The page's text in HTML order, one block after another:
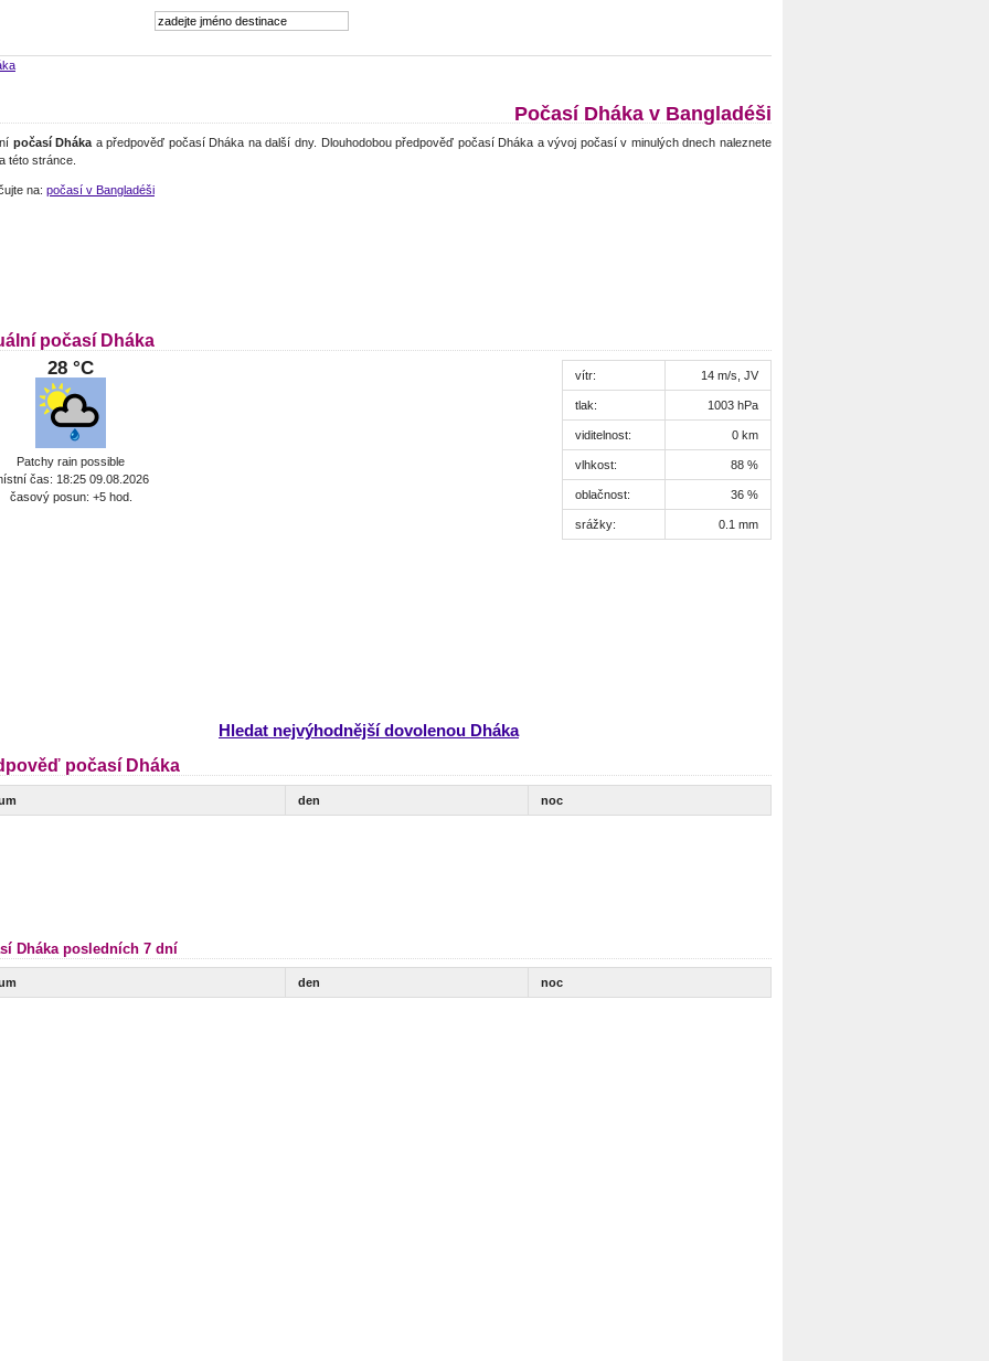
Počasí Dháka v Bangladéši
počasí Dháka a předpověď počasí Dháka na další dny. Dlouhodobou předpověď počasí Dháka a vývoj počasí v minulých dnech naleznete
této stránce.
na: počasí v Bangladéši
počasí Dháka
28 °C
Patchy rain possible
čas: 18:25 09.08.2026
časový posun: +5 hod.
vítr: 14 m/s, JV
tlak: 1003 hPa
viditelnost: 0 km
vlhkost: 88 %
oblačnost: 36 %
srážky: 0.1 mm
Hledat nejvýhodnější dovolenou Dháka
počasí Dháka
den noc
Dháka posledních 7 dní
den noc